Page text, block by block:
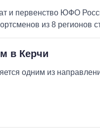
и первенство ЮФО
из 8 регионов
в Керчи
одним из